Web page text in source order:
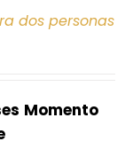
dos personas
Momento